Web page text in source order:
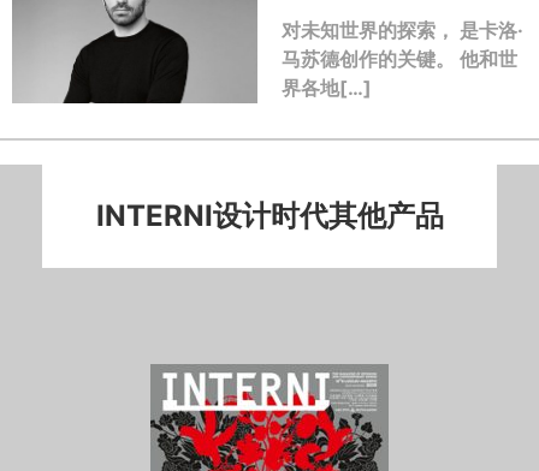
对未知世界的探索， 是卡洛·
马苏德创作的关键。 他和世
界各地[…]
INTERNI设计时代其他产品